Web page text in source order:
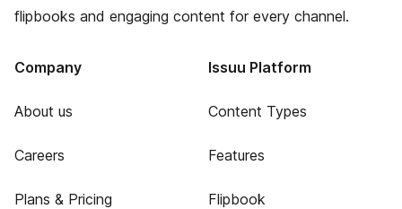
flipbooks and engaging content for every channel.
Company
About us
Careers
Plans & Pricing
Issuu Platform
Content Types
Features
Flipbook